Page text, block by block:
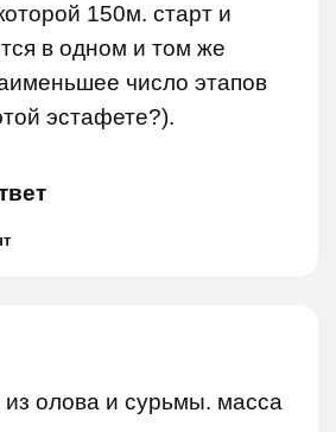
150м. старт и
в одном и том же
число этапов
эстафете?).
из олова и сурьмы. масса